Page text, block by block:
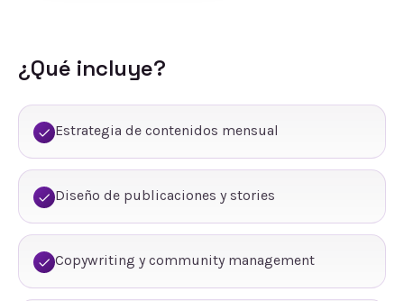
¿Qué incluye?
Estrategia de contenidos mensual
Diseño de publicaciones y stories
Copywriting y community management